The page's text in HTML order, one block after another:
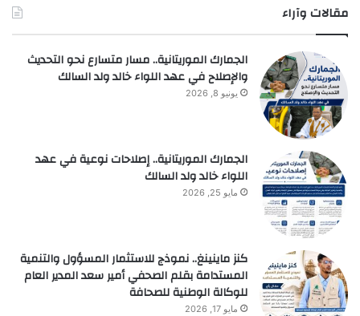
مقالات وآراء
الجمارك الموريتانية.. مسار متسارع نحو التحديث
والإصلاح في عهد اللواء خالد ولد السالك
يونيو 8, 2026
الجمارك الموريتانية.. إصلاحات نوعية في عهد
اللواء خالد ولد السالك
مايو 25, 2026
كنز ماينينغ.. نموذج للاستثمار المسؤول والتنمية
المستدامة بقلم الصحفي أمير سعد المدير العام
للوكالة الوطنية للصحافة
مايو 17, 2026